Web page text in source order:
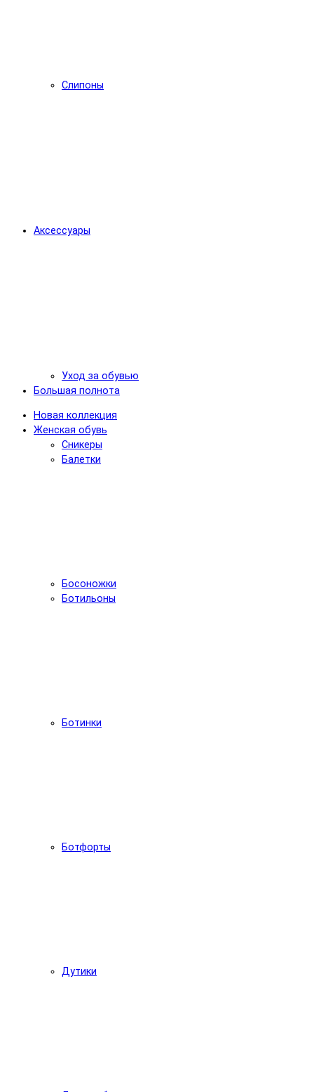
Слипоны
Аксессуары
Уход за обувью
Большая полнота
Новая коллекция
Женская обувь
Сникеры
Балетки
Босоножки
Ботильоны
Ботинки
Ботфорты
Дутики